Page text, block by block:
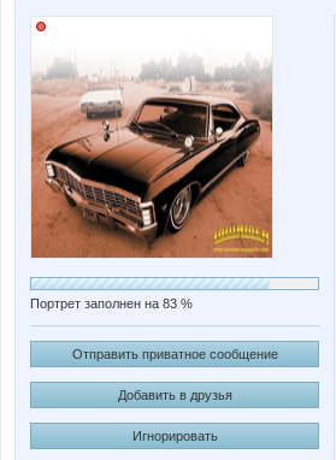
Портрет заполнен на 83 %
Отправить приватное сообщение
Добавить в друзья
Игнорировать